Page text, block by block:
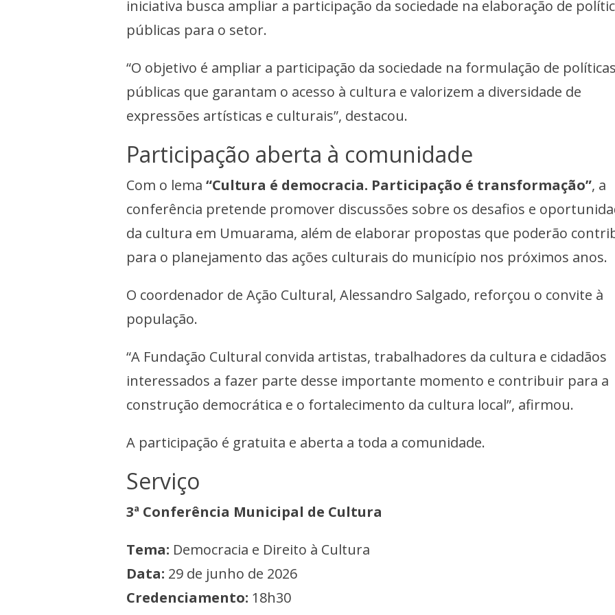
iniciativa busca ampliar a participação da sociedade na elaboração de
públicas para o setor.
“O objetivo é ampliar a participação da sociedade na formulação de políticas
públicas que garantam o acesso à cultura e valorizem a diversidade de
expressões artísticas e culturais”, destacou.
Participação aberta à comunidade
Com o lema“Cultura é democracia. Participação é transformação”, a
conferência pretende promover discussões sobre os desafios e
da cultura em Umuarama, além de elaborar propostas que poderão
para o planejamento das ações culturais do município nos próximos anos.
O coordenador de Ação Cultural, Alessandro Salgado, reforçou o convite à
população.
“A Fundação Cultural convida artistas, trabalhadores da cultura e cidadãos
interessados a fazer parte desse importante momento e contribuir para a
construção democrática e o fortalecimento da cultura local”, afirmou.
A participação é gratuita e aberta a toda a comunidade.
Serviço
3ª Conferência Municipal de Cultura
Tema: Democracia e Direito à Cultura
Data: 29 de junho de 2026
Credenciamento: 18h30